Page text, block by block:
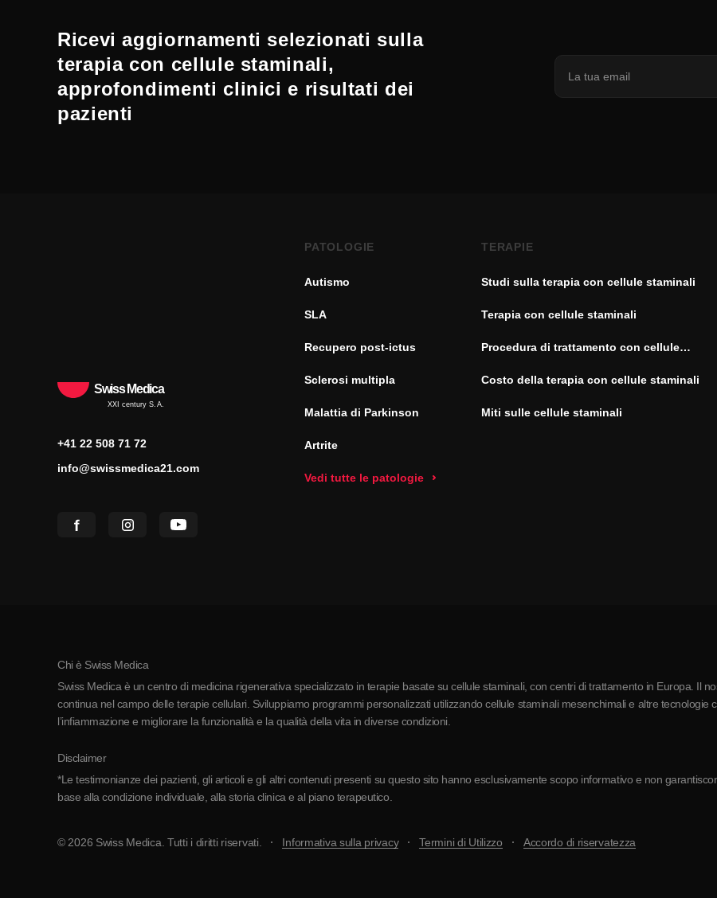
Ricevi aggiornamenti selezionati sulla
terapia con cellule staminali,
approfondimenti clinici e risultati dei
pazienti
Swiss Medica
XXI century S.A.
+41 22 508 71 72
info@swissmedica21.com
PATOLOGIE
Autismo
SLA
Recupero post-ictus
Sclerosi multipla
Malattia di Parkinson
Artrite
Vedi tutte le patologie
TERAPIE
Studi sulla terapia con cellule staminali
Terapia con cellule staminali
Procedura di trattamento con cellule
Costo della terapia con cellule staminali
Miti sulle cellule staminali
Chi è Swiss Medica
Swiss Medica è un centro di medicina rigenerativa specializzato in terapie basate su cellule staminali, con centri di trattamento in Europa. Il
continua nel campo delle terapie cellulari. Sviluppiamo programmi personalizzati utilizzando cellule staminali mesenchimali e altre
l’infiammazione e migliorare la funzionalità e la qualità della vita in diverse condizioni.
Disclaimer
*Le testimonianze dei pazienti, gli articoli e gli altri contenuti presenti su questo sito hanno esclusivamente scopo informativo e non
base alla condizione individuale, alla storia clinica e al piano terapeutico.
© 2026 Swiss Medica. Tutti i diritti riservati. Informativa sulla privacy Termini di Utilizzo Accordo di riservatezza